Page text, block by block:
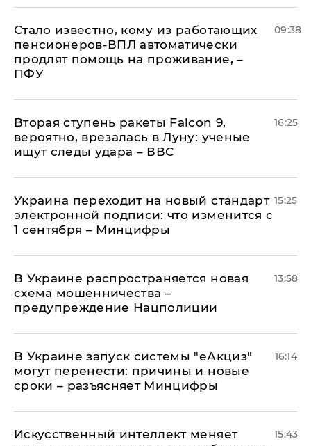
Стало известно, кому из работающих
пенсионеров-ВПЛ автоматически
продлят помощь на проживание, –
ПФУ
09:38
Вторая ступень ракеты Falcon 9,
вероятно, врезалась в Луну: ученые
ищут следы удара – ВВС
16:25
Украина переходит на новый стандарт
электронной подписи: что изменится с
1 сентября – Минцифры
15:25
В Украине распространяется новая
схема мошенничества –
предупреждение Нацполиции
13:58
В Украине запуск системы "еАкциз"
могут перенести: причины и новые
сроки – разъясняет Минцифры
16:14
Искусственный интеллект меняет
15:43